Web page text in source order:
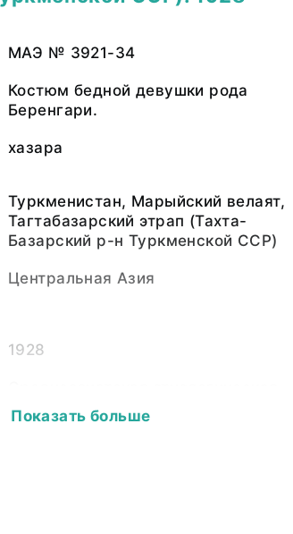
МАЭ № 3921-34
Костюм бедной девушки рода
Беренгари.
хазара
Туркменистан, Марыйский велаят,
Тагтабазарский этрап (Тахта-
Базарский р-н Туркменской ССР)
Центральная Азия
1928
экспедиция АН СССР (1928)
Показать больше